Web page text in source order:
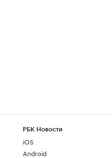
РБК Новости
iOS
Android